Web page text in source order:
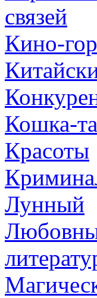
связей
Кино-
Кошка-
Красоты
Лунный